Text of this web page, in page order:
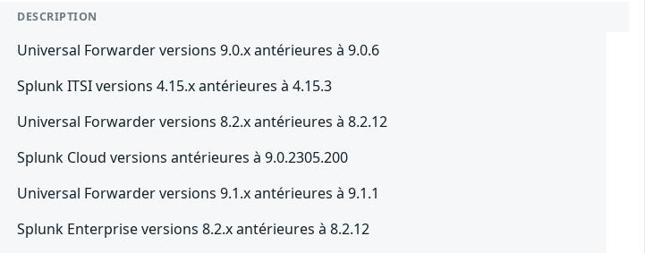
DESCRIPTION
Universal Forwarder versions 9.0.x antérieures à 9.0.6
Splunk ITSI versions 4.15.x antérieures à 4.15.3
Universal Forwarder versions 8.2.x antérieures à 8.2.12
Splunk Cloud versions antérieures à 9.0.2305.200
Universal Forwarder versions 9.1.x antérieures à 9.1.1
Splunk Enterprise versions 8.2.x antérieures à 8.2.12